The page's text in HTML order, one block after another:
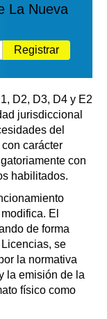
La Nueva
Registrar
D2, D3, D4 y E2
jurisdiccional
del
carácter
con
habilitados.
El
de forma
se
la normativa
la emisión de la
físico como